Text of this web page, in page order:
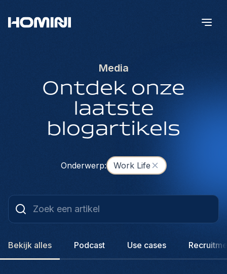
Media
Ontdek onze
laatste
blogartikels
Onderwerp: Work Life
Bekijk alles Podcast Use cases